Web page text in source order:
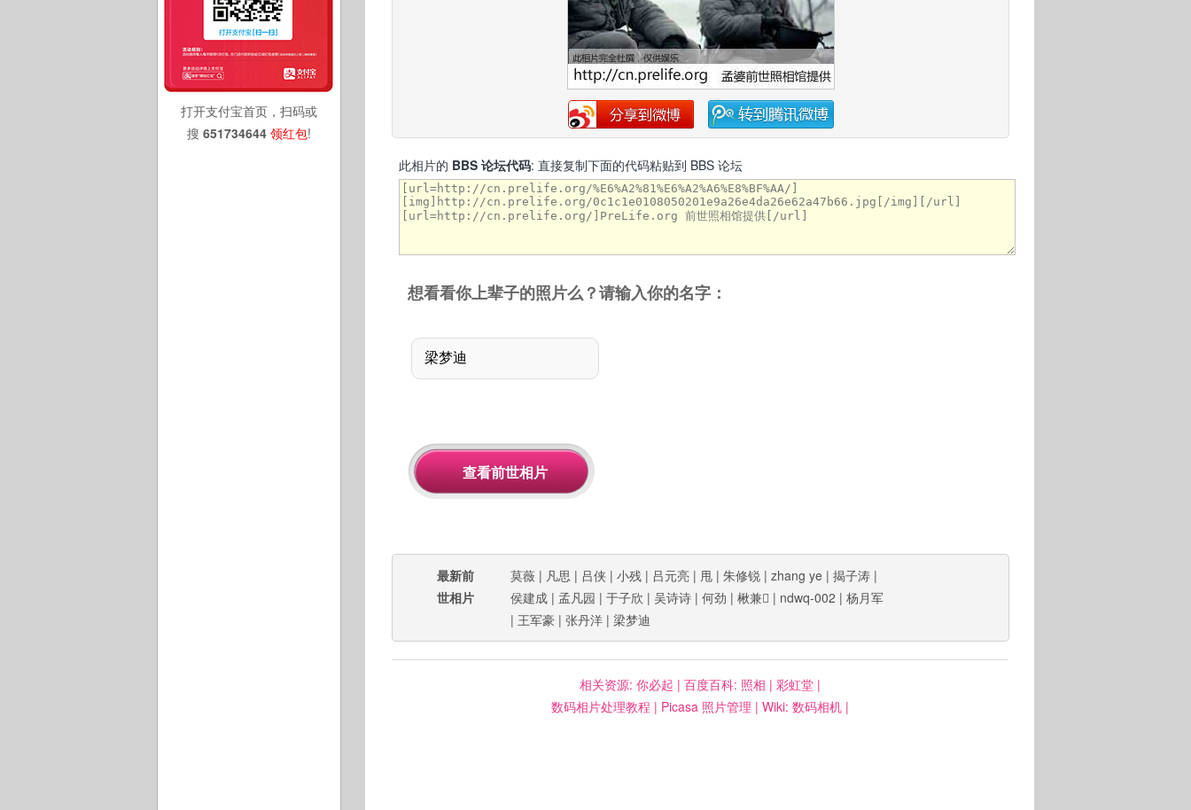
打开支付宝首页，扫码或
搜 651734644 领红包!
此相片的 BBS 论坛代码: 直接复制下面的代码粘贴到 BBS 论坛
想看看你上辈子的照片么？请输入你的名字：
最新前
世相片
莫薇 | 凡思 | 吕侠 | 小残 | 吕元亮 | 甩 | 朱修锐 | zhang ye | 揭子涛 |
侯建成 | 孟凡园 | 于子欣 | 吴诗诗 | 何劲 | 楸兼 | ndwq-002 | 杨月军
| 王军豪 | 张丹洋 | 梁梦迪
相关资源: 你必起 | 百度百科: 照相 | 彩虹堂|
数码相片处理教程 | Picasa 照片管理 | Wiki: 数码相机|